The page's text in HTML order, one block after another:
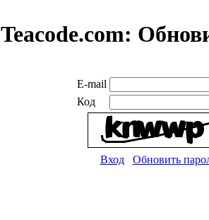
Teacode.com:
E-mail
Код
Вход Обновить